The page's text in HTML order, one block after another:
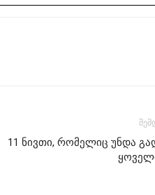
11 ნივთი, რომელიც უნდა